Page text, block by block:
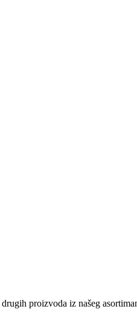
proizvoda iz našeg